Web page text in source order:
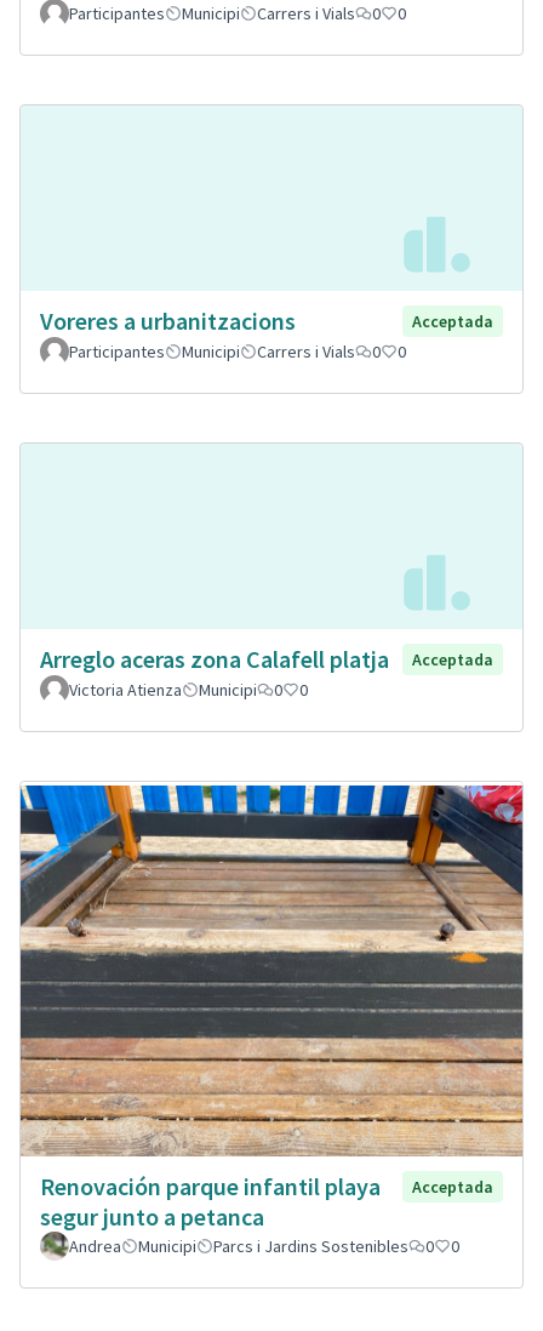
Participantes
Municipi Carrers i Vials 0 0
Voreres a urbanitzacions
Acceptada
Participantes
Municipi Carrers i Vials 0 0
Arreglo aceras zona Calafell platja
Acceptada
Victoria Atienza
Municipi 0 0
Renovación parque infantil playa
segur junto a petanca
Acceptada
Andrea Municipi Parcs i Jardins Sostenibles 0 0